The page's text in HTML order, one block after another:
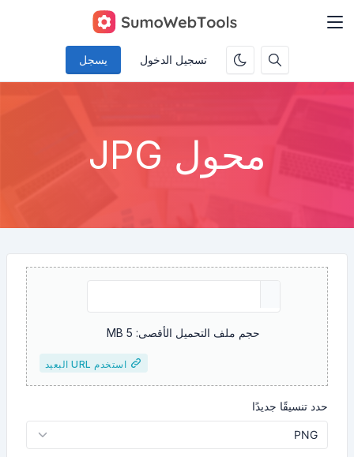
تسجيل الدخول يسجل
محول JPG
حجم ملف التحميل الأقصى: 5 MB
استخدم URL البعيد
حدد تنسيقًا جديدًا